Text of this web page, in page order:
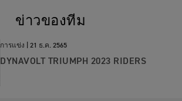
ข่าวของทีม
การแข่ง | 21 ธ.ค. 2565
DYNAVOLT TRIUMPH 2023 RIDERS